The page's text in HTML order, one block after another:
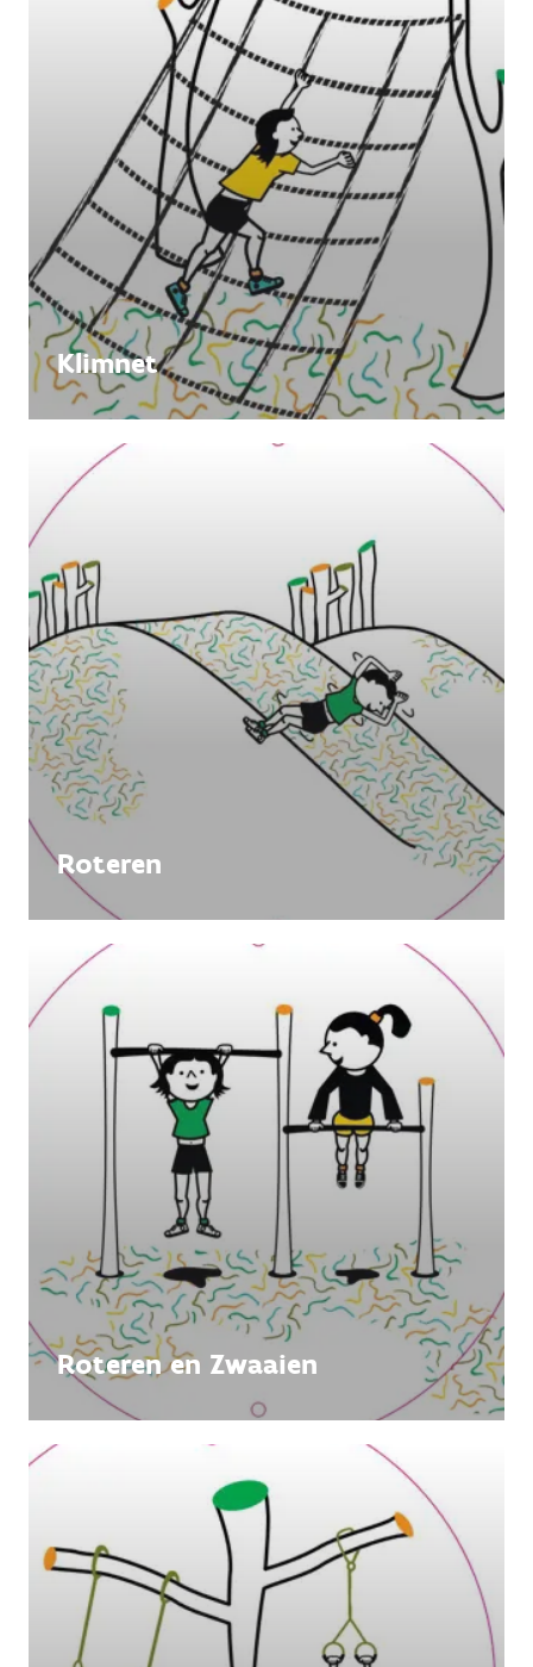
Klimnet
Roteren
Roteren en Zwaaien